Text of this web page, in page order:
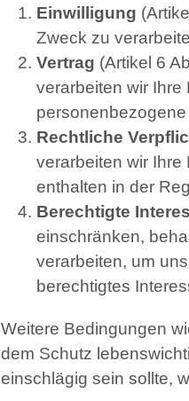
Einwilligung
Zweck zu
Vertrag (Artikel 6
verarbeiten wir
Rechtliche
verarbeiten wir
enthalten in der
Berechtigte
einschränken,
verarbeiten, um
berechtigtes
Weitere Bedingungen
dem Schutz
einschlägig sein sollte,